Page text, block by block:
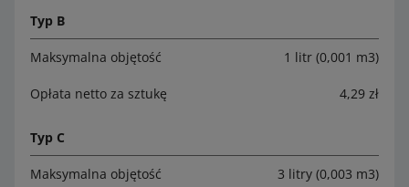
Typ B
Maksymalna objętość 1 litr (0,001 m3)
Opłata netto za sztukę 4,29 zł
Typ C
Maksymalna objętość 3 litry (0,003 m3)